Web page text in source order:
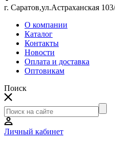
г. Саратов,ул.Астраханская
О компании
Каталог
Контакты
Новости
Оплата и доставка
Оптовикам
Поиск
Личный кабинет